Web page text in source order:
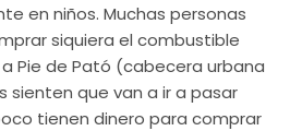
en niños. Muchas personas
siquiera el combustible
Pie de Pató (cabecera urbana
sienten que van a ir a pasar
tienen dinero para comprar